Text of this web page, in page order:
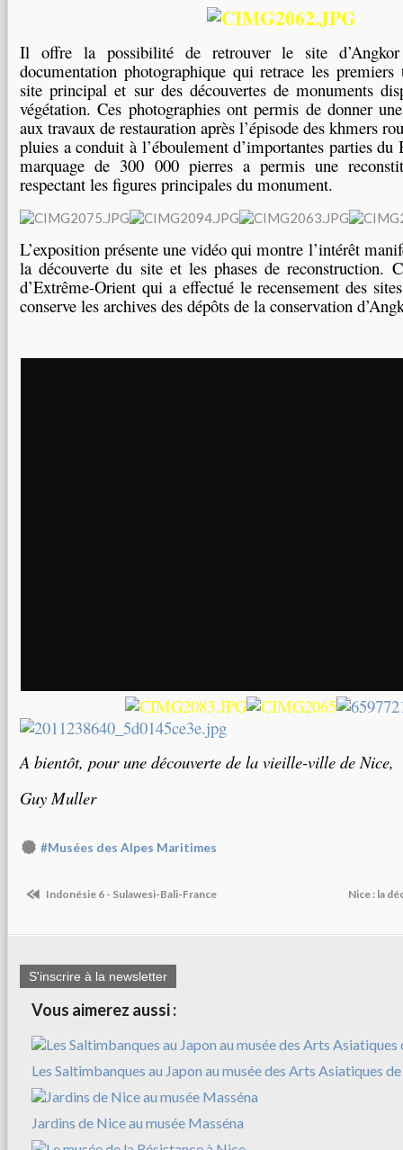
Il offre la possibilité de retrouver le site
documentation photographique qui retrace les
site principal et sur des découvertes de monuments
végétation. Ces photographies ont permis de donner
aux travaux de restauration après l’épisode des khmers
pluies a conduit à l’éboulement d’importantes parties du
marquage de 300 000 pierres a permis une
respectant les figures principales du monument.
L’exposition présente une vidéo qui montre l’intérêt
la découverte du site et les phases de reconstruction.
d’Extrême-Orient qui a effectué le recensement des
conserve les archives des dépôts de la conservation
A bientôt, pour une découverte de la vieille-ville de Nice,
Guy Muller
#Musées des Alpes Maritimes
Indonésie 6 - Sulawesi-Bali-France Nice : la
S'inscrire à la newsletter
Vous aimerez aussi :
Les Saltimbanques au Japon au musée des Arts Asiatiques
Jardins de Nice au musée Masséna